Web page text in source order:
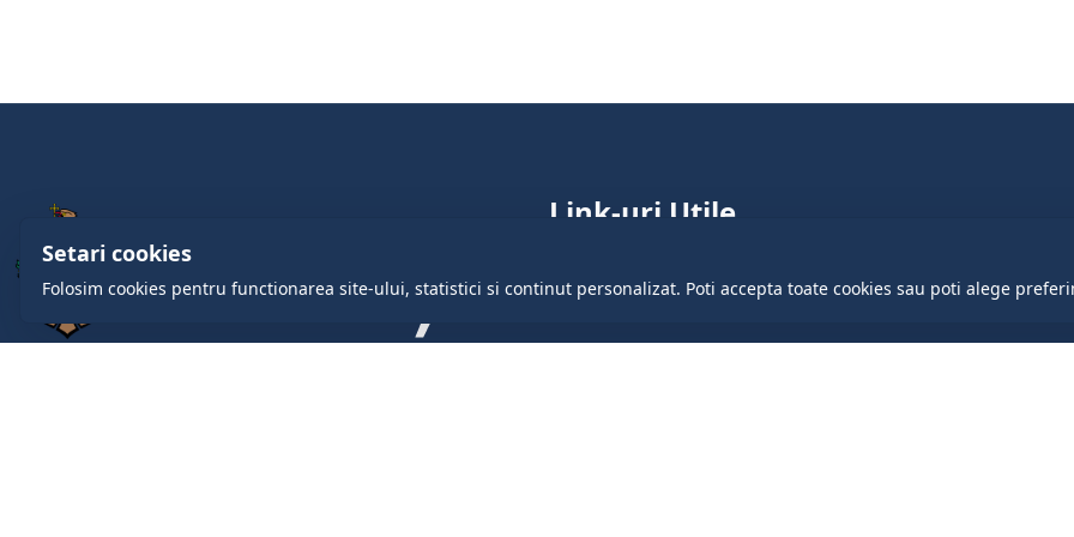
Link-uri Utile
Setari cookies
Folosim cookies pentru functionarea site-ului, statistici si continut personalizat. Poti accepta toate cookies sau poti alege